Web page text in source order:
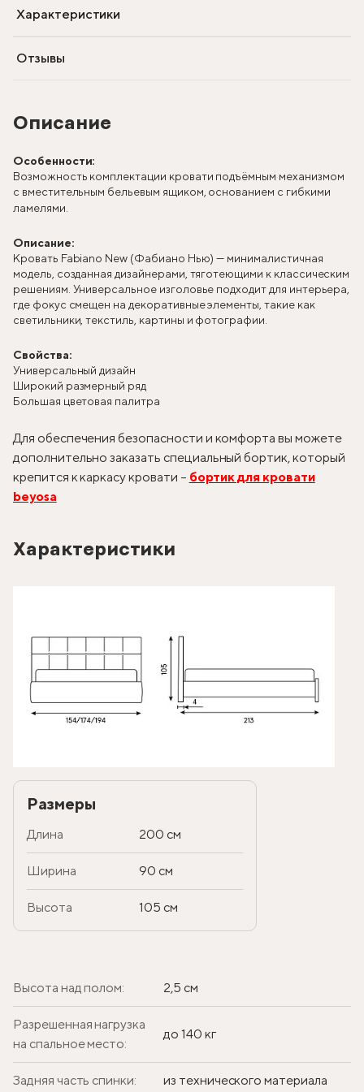
Описание
Особенности:
Возможность комплектации кровати подъёмным механизмом
с вместительным бельевым ящиком, основанием с гибкими
ламелями.
Описание:
Кровать Fabiano New (Фабиано Нью) — минималистичная
модель, созданная дизайнерами, тяготеющими к классическим
решениям. Универсальное изголовье подходит для интерьера,
где фокус смещен на декоративные элементы, такие как
светильники, текстиль, картины и фотографии.
Свойства:
Универсальный дизайн
Широкий размерный ряд
Большая цветовая палитра
Для обеспечения безопасности и комфорта вы можете
дополнительно заказать специальный бортик, который
крепится к каркасу кровати – бортик для кровати
beyosa
Характеристики
Размеры
Длина 200 см
Ширина 90 см
Высота 105 см
Высота над полом: 2,5 см
Разрешенная нагрузка
на спальное место:
до 140 кг
Задняя часть спинки: из технического материала
Характеристики
Отзывы